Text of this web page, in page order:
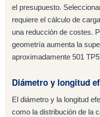
el presupuesto.
requiere el cálculo de
una reducción de costes.
geometría aumenta la
aproximadamente 501
Diámetro y longitud
El diámetro y la longitud
como la distribución de la